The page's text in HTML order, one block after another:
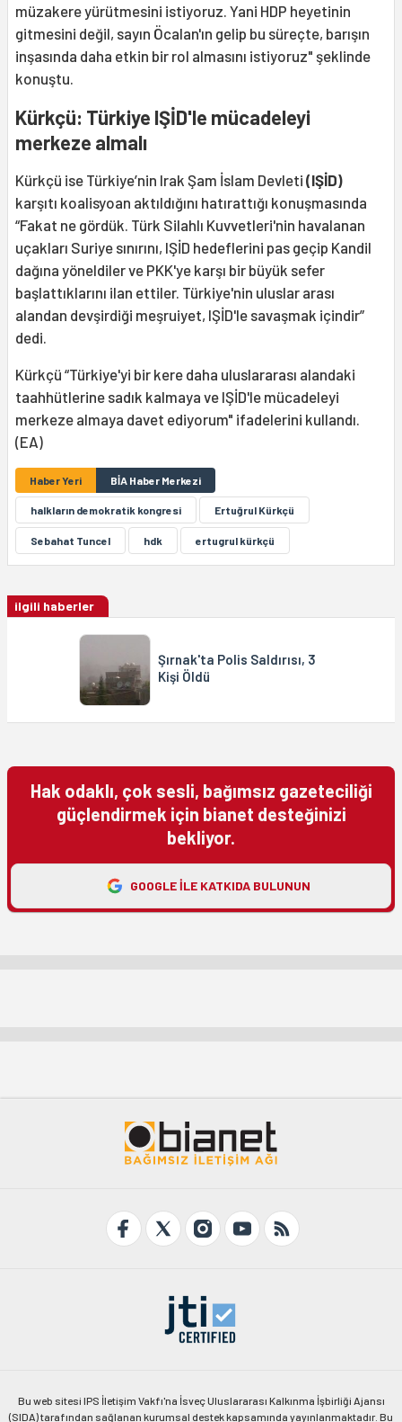
müzakere yürütmesini istiyoruz. Yani HDP heyetinin
gitmesini değil, sayın Öcalan'ın gelip bu süreçte, barışın
inşasında daha etkin bir rol almasını istiyoruz" şeklinde
konuştu.
Kürkçü: Türkiye IŞİD'le mücadeleyi
merkeze almalı
Kürkçü ise Türkiye’nin Irak Şam İslam Devleti (IŞİD)
karşıtı koalisyoan aktıldığını hatırattığı konuşmasında
“Fakat ne gördük. Türk Silahlı Kuvvetleri'nin havalanan
uçakları Suriye sınırını, IŞİD hedeflerini pas geçip Kandil
dağına yöneldiler ve PKK'ye karşı bir büyük sefer
başlattıklarını ilan ettiler. Türkiye'nin uluslar arası
alandan devşirdiği meşruiyet, IŞİD'le savaşmak içindir”
dedi.
Kürkçü “Türkiye'yi bir kere daha uluslararası alandaki
taahhütlerine sadık kalmaya ve IŞİD'le mücadeleyi
merkeze almaya davet ediyorum" ifadelerini kullandı.
(EA)
Haber Yeri BİA Haber Merkezi
halkların demokratik kongresi Ertuğrul Kürkçü
Sebahat Tuncel hdk ertugrul kürkçü
ilgili haberler
Şırnak'ta Polis Saldırısı, 3
Kişi Öldü
Hak odaklı, çok sesli, bağımsız gazeteciliği
güçlendirmek için bianet desteğinizi
bekliyor.
GOOGLE ILE KATKIDA BULUNUN
Bu web sitesi IPS İletişim Vakfı'na İsveç Uluslararası Kalkınma İşbirliği Ajansı
(SIDA) tarafından sağlanan kurumsal destek kapsamında yayınlanmaktadır. Bu